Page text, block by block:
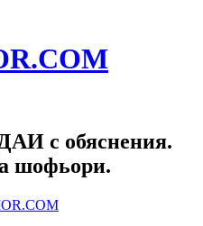
с обяснения.
шофьори.